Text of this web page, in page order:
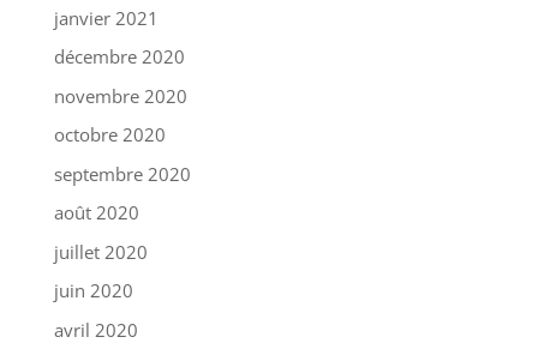
janvier 2021
décembre 2020
novembre 2020
octobre 2020
septembre 2020
août 2020
juillet 2020
juin 2020
avril 2020